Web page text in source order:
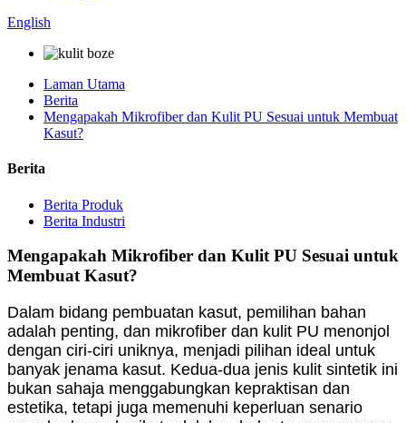
English
Laman Utama
Berita
Mengapakah Mikrofiber dan Kulit PU Sesuai untuk Membuat
Kasut?
Berita
Berita Produk
Berita Industri
Mengapakah Mikrofiber dan Kulit PU Sesuai untuk
Membuat Kasut?
Dalam bidang pembuatan kasut, pemilihan bahan
adalah penting, dan mikrofiber dan kulit PU menonjol
dengan ciri-ciri uniknya, menjadi pilihan ideal untuk
banyak jenama kasut. Kedua-dua jenis kulit sintetik ini
bukan sahaja menggabungkan kepraktisan dan
estetika, tetapi juga memenuhi keperluan senario